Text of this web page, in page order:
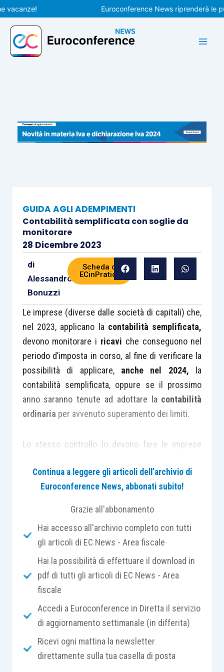
Vai
al
contenuto
Euroconference News riprenderà le
GUIDA AGLI ADEMPIMENTI
Contabilità semplificata con soglie da
monitorare
28 Dicembre 2023
di
Alessandro
Bonuzzi
Scheda di
ECinPratica
Le imprese (diverse dalle società di capitali) che,
nel 2023, applicano la contabilità semplificata,
devono monitorare i ricavi che conseguono nel
periodo d’imposta in corso, al fine di verificare la
possibilità di applicare, anche nel 2024, la
contabilità semplificata, oppure se il prossimo
anno saranno tenute ad adottare la contabilità
ordinaria per avvenuto superamento dei limiti.
Lo stesso controllo lo devono fare le imprese
ma avrebbero intenzione (avendone i requisiti) di
adottare la contabilità semplificatanel 2024
D.P.R. 600/1973, sono ammessi allacontabilità
semplificata, a partire dall’anno successivo
lepersone fisicheche esercitano
imprese commerciali, ai sensi
dell’ articolo 55 Tuir;
leimprese familiarieaziendeconiugali
società di persone commerciali
(società in nome collettivo e società in
Continua a leggere gli articoli dell’archivio di
Euroconference News, abbonati subito!
Grazie all'abbonamento
Hai accesso all'archivio completo con tutti
gli articoli di EC News - Area fiscale
Hai la possibilità di effettuare il download in
pdf di tutti gli articoli di EC News - Area
fiscale
Accedi a Euroconference in Diretta il servizio
di aggiornamento settimanale (in differita)
Ricevi ogni mattina la newsletter
direttamente sulla tua casella di posta